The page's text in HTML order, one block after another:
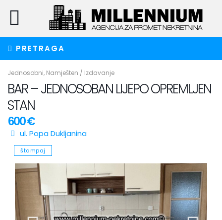
PRETRAGA
Jednosobni, Namješten / Izdavanje
BAR – JEDNOSOBAN LIJEPO OPREMLJEN
STAN
600 €
ul. Popa Dukljanina
štampaj